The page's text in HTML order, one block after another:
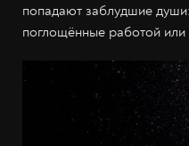
попадают заблудшие
поглощённые работой или